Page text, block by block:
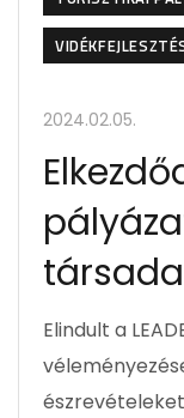
2024.02.05.
Elindult a